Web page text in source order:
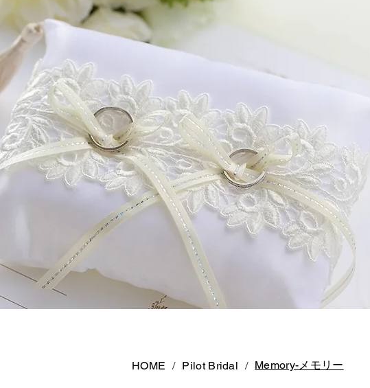
HOME / Pilot Bridal / Memory-メモリー